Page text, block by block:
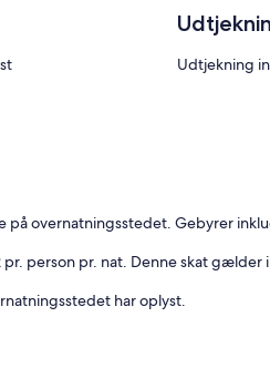
Udtjekning
på overnatningsstedet. Gebyrer
person pr. nat. Denne skat gælder
har oplyst.